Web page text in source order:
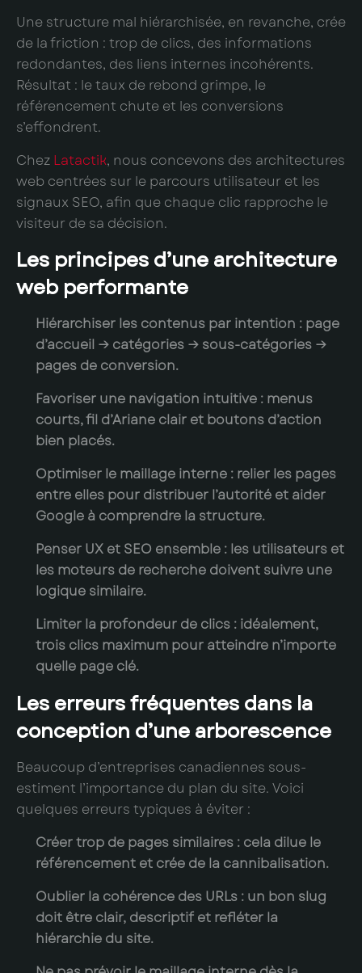
Une structure mal hiérarchisée, en revanche, crée
de la friction : trop de clics, des informations
redondantes, des liens internes incohérents.
Résultat : le taux de rebond grimpe, le
référencement chute et les conversions
s’effondrent.
Chez Latactik, nous concevons des architectures
web centrées sur le parcours utilisateur et les
signaux SEO, afin que chaque clic rapproche le
visiteur de sa décision.
Les principes d’une architecture
web performante
Hiérarchiser les contenus par intention : page
d’accueil → catégories → sous-catégories →
pages de conversion.
Favoriser une navigation intuitive : menus
courts, fil d’Ariane clair et boutons d’action
bien placés.
Optimiser le maillage interne : relier les pages
entre elles pour distribuer l’autorité et aider
Google à comprendre la structure.
Penser UX et SEO ensemble : les utilisateurs et
les moteurs de recherche doivent suivre une
logique similaire.
Limiter la profondeur de clics : idéalement,
trois clics maximum pour atteindre n’importe
quelle page clé.
Les erreurs fréquentes dans la
conception d’une arborescence
Beaucoup d’entreprises canadiennes sous-
estiment l’importance du plan du site. Voici
quelques erreurs typiques à éviter :
Créer trop de pages similaires : cela dilue le
référencement et crée de la cannibalisation.
Oublier la cohérence des URLs : un bon slug
doit être clair, descriptif et refléter la
hiérarchie du site.